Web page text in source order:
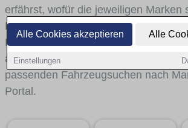
Alle Cookies akzeptieren Alle
Einstellungen
erfährst, wofür die jeweiligen Marken
Fahrzeugklassen sie abdecken und
Modellwelten unterscheiden. Von den
aus gelangst du mit internen Links
passenden Fahrzeugsuchen nach
Portal.